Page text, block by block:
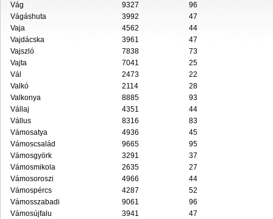
Vág
9327
96
Vágáshuta
3992
47
Vaja
4562
44
Vajdácska
3961
47
Vajszló
7838
73
Vajta
7041
25
Vál
2473
22
Valkó
2114
28
Valkonya
8885
93
Vállaj
4351
44
Vállus
8316
83
Vámosatya
4936
45
Vámoscsalád
9665
95
Vámosgyörk
3291
37
Vámosmikola
2635
27
Vámosoroszi
4966
44
Vámospércs
4287
52
Vámosszabadi
9061
96
Vámosújfalu
3941
47